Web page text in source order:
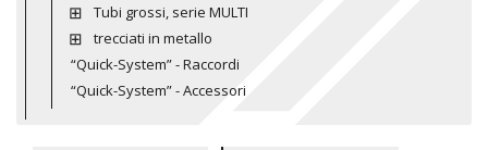
Tubi grossi, serie MULTI
trecciati in metallo
“Quick-System” - Raccordi
“Quick-System” - Accessori